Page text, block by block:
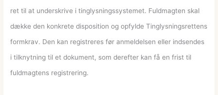
ret til at underskrive i tinglysningssystemet. Fuldmagten skal
dække den konkrete disposition og opfylde Tinglysningsrettens
formkrav. Den kan registreres før anmeldelsen eller indsendes
i tilknytning til et dokument, som derefter kan få en frist til
fuldmagtens registrering.